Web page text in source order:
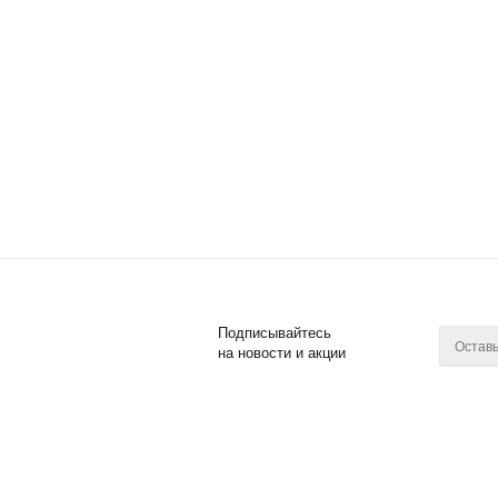
Подписывайтесь
на новости и акции